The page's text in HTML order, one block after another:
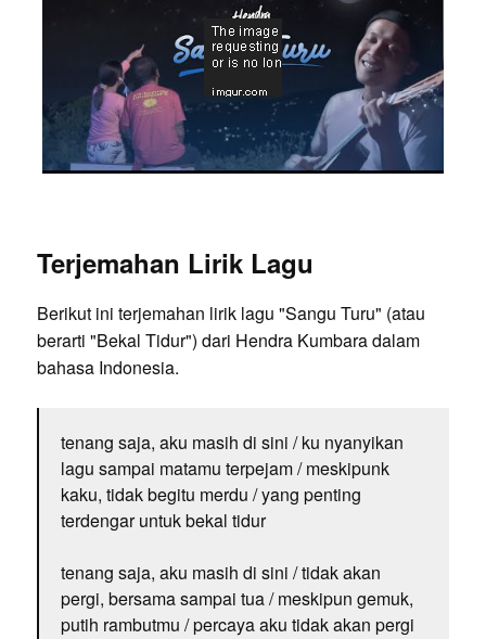
Terjemahan Lirik Lagu
Berikut ini terjemahan lirik lagu "Sangu Turu" (atau
berarti "Bekal Tidur") dari Hendra Kumbara dalam
bahasa Indonesia.
tenang saja, aku masih di sini / ku nyanyikan
lagu sampai matamu terpejam / meskipunk
kaku, tidak begitu merdu / yang penting
terdengar untuk bekal tidur
tenang saja, aku masih di sini / tidak akan
pergi, bersama sampai tua / meskipun gemuk,
putih rambutmu / percaya aku tidak akan pergi